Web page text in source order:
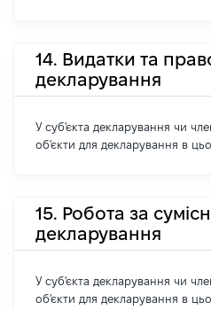
14. Видатки та
декларування
У суб'єкта декларування чи
об'єкти для декларування в
15. Робота за
декларування
У суб'єкта декларування чи
об'єкти для декларування в